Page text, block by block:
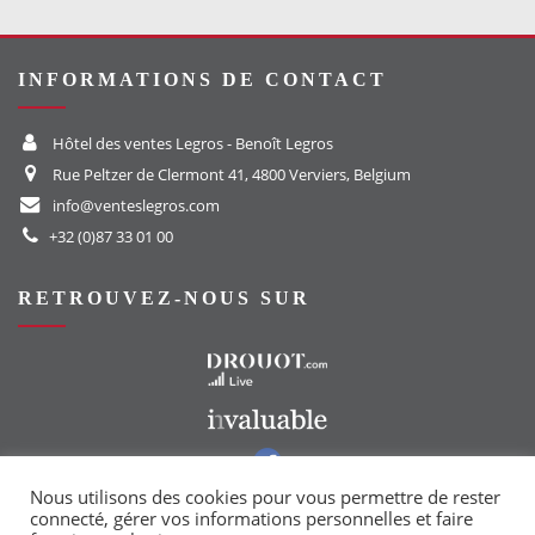
INFORMATIONS DE CONTACT
Hôtel des ventes Legros - Benoît Legros
Rue Peltzer de Clermont 41, 4800 Verviers, Belgium
info@venteslegros.com
+32 (0)87 33 01 00
RETROUVEZ-NOUS SUR
Vers notre groupe Facebook
Nous utilisons des cookies pour vous permettre de rester
connecté, gérer vos informations personnelles et faire